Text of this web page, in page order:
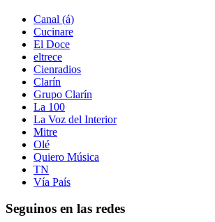
Canal (á)
Cucinare
El Doce
eltrece
Cienradios
Clarín
Grupo Clarín
La 100
La Voz del Interior
Mitre
Olé
Quiero Música
TN
Vía País
Seguinos en las redes